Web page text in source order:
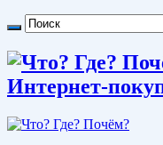
Интернет-